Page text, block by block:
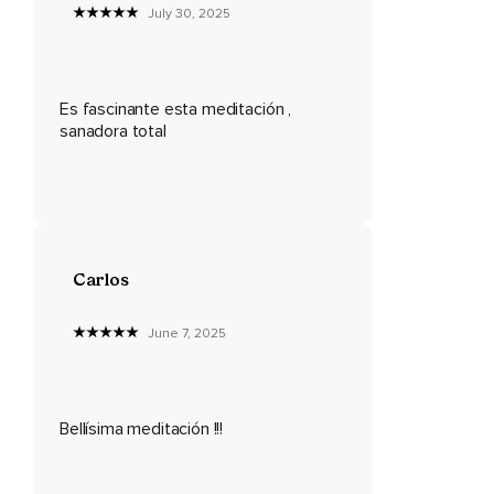
Protegido.
Dejas tu país,
continentes se alejan.
July 30, 2025
Es fascinante esta meditación ,
sanadora total
Carlos
June 7, 2025
Bellísima meditación !!!